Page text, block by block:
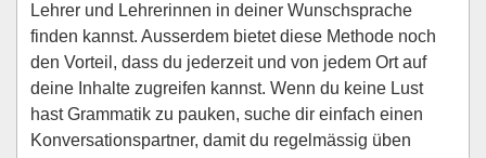
Lehrer und Lehrerinnen in deiner Wunschsprache
finden kannst. Ausserdem bietet diese Methode noch
den Vorteil, dass du jederzeit und von jedem Ort auf
deine Inhalte zugreifen kannst. Wenn du keine Lust
hast Grammatik zu pauken, suche dir einfach einen
Konversationspartner, damit du regelmässig üben